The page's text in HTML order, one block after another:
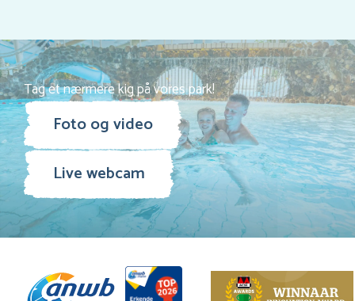
Tag et nærmere kig på vores park!
Foto og video
Live webcam